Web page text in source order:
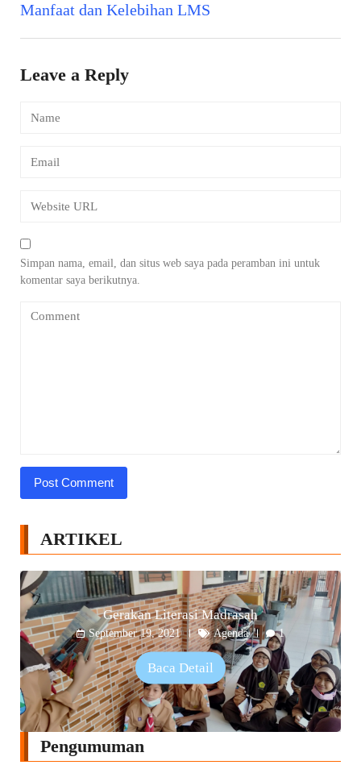
Navigasi
pos
Manfaat dan Kelebihan LMS
Leave a Reply
Simpan nama, email, dan situs web saya pada peramban ini untuk
komentar saya berikutnya.
ARTIKEL
Gerakan Literasi Madrasah
September 19, 2021 Agenda 1
Baca Detail
Pengumuman